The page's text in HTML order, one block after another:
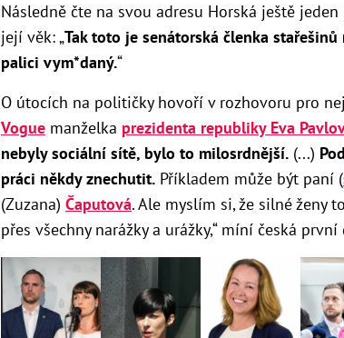
Následně čte na svou adresu Horská ještě
její věk: „Tak toto je senátorská členka stařešinů
palici vym*daný.“
O útocích na političky hovoří v rozhovoru pro
Vogue manželka prezidenta republiky Eva
nebyly sociální sítě, bylo to milosrdnější. (...)
práci někdy znechutit. Příkladem může být paní (
(Zuzana) Čaputová. Ale myslím si, že silné ženy
přes všechny narážky a urážky,“ míní česká první